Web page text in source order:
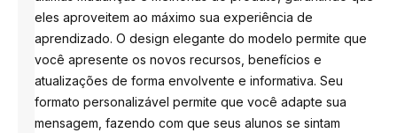
eles aproveitem ao máximo sua experiência de
aprendizado. O design elegante do modelo permite que
você apresente os novos recursos, benefícios e
atualizações de forma envolvente e informativa. Seu
formato personalizável permite que você adapte sua
mensagem, fazendo com que seus alunos se sintam